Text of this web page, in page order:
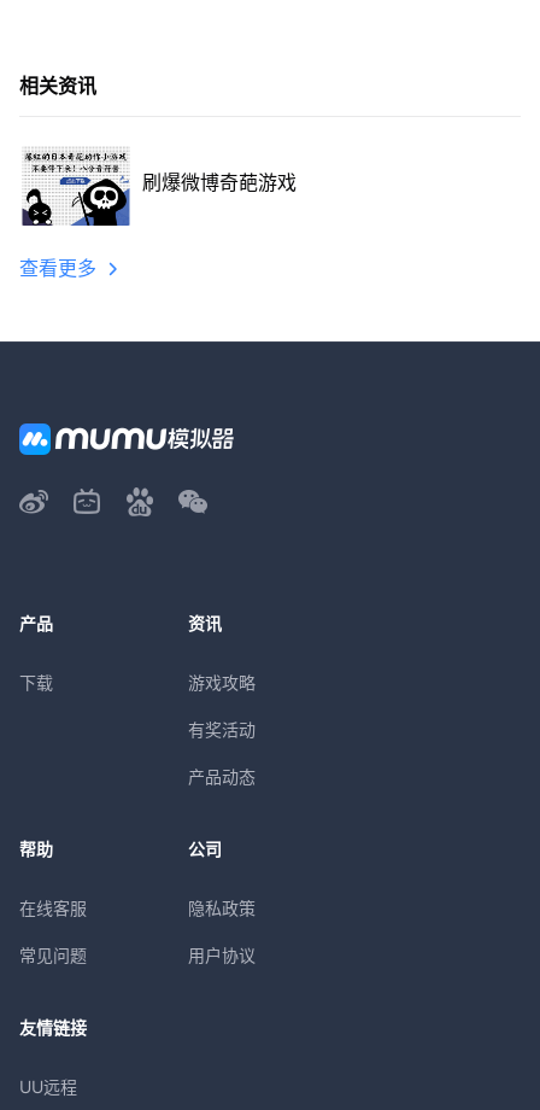
相关资讯
刷爆微博奇葩游戏
查看更多
产品
下载
资讯
游戏攻略
有奖活动
产品动态
帮助
在线客服
常见问题
公司
隐私政策
用户协议
友情链接
UU远程